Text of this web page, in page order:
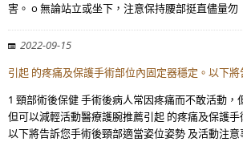
害。 o 無論站立或坐下，注意保持腰部挺直儘量勿
2022-09-15
引起 的疼痛及保護手術部位內固定器穩定。以下
1 頸部術後保健 手術後病人常因疼痛而不敢活動，
但可以減輕活動醫療護腕推薦引起 的疼痛及保護手
以下將告訴您手術後頸部適當姿位姿勢 及活動注